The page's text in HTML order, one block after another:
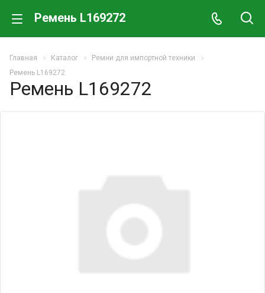
Ремень L169272
Главная Каталог
Ремни для импортной техники
Ремень L169272
Ремень L169272